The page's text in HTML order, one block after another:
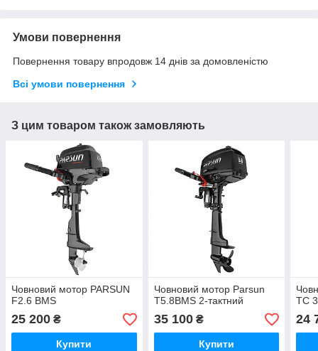
Умови повернення
Повернення товару впродовж 14 днів за домовленістю
Всі умови повернення
З цим товаром також замовляють
Човновий мотор PARSUN
F2.6 BMS
25 200 ₴
Купити
Човновий мотор Parsun
Т5.8BMS 2-тактний
35 100₴
Купити
TC
24